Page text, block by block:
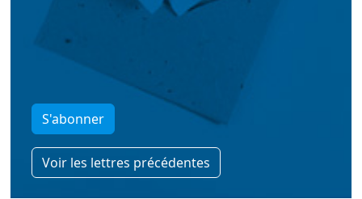
S'abonner
Voir les lettres précédentes